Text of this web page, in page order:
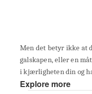
Men det betyr ikke at
galskapen, eller en
i kjærligheten din og
Explore more